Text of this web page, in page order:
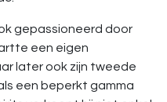
gepassioneerd door
een eigen
later ook zijn tweede
een beperkt gamma